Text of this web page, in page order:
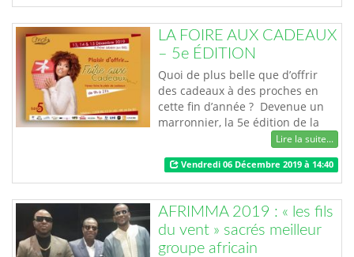
Afrique. Organisé sous l’initiative
conjointe de la Chambre
internationale pour le Conseil et
la Promotion des Entreprises
(CICP), un organis…
LA FOIRE AUX CADEAUX
– 5e ÉDITION
Quoi de plus belle que d’offrir
des cadeaux à des proches en
cette fin d’année ? Devenue un
marronnier, la 5e édition de la
foire aux cadeaux se déroulera
les 13, 14 et 15 décembre 2019
dans les jardins de
l’hôtel LEBENIN (Ex Ibis). Initié par
l’entreprise ANAÏS CONCEPT,
l’événement offre une possibilité
à la population de pouvoir
retrouver…
Lire la suite...
Vendredi 06 Décembre 2019 à 14:40
AFRIMMA 2019 : « les fils
du vent » sacrés meilleur
groupe africain